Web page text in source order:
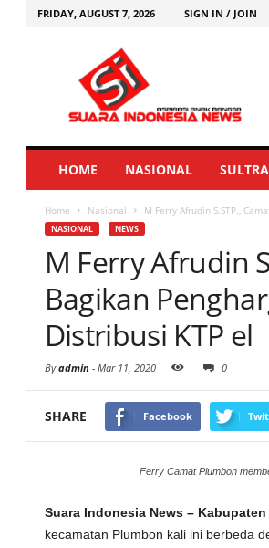
FRIDAY, AUGUST 7, 2026 SIGN IN / JOIN
HOME NASIONAL SULTRA
Home Nasional M Ferry Afrudin S.STP.,
NASIONAL NEWS
M Ferry Afrudin
Bagikan
Distribusi KTP el
Byadmin - Mar 11, 2020 0
SHARE Facebook
Ferry Camat Plumbon
Suara Indonesia News –
kecamatan Plumbon kali ini berbeda